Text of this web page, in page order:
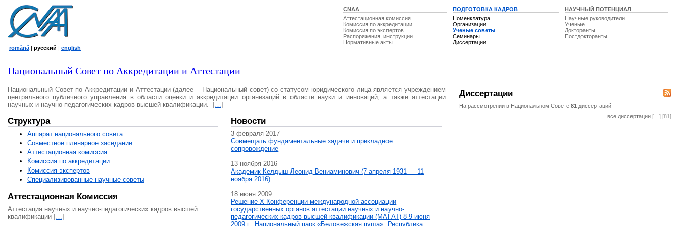
CNAA
Аттестационная комиссия
Комиссия по аккредитации
Комиссия по экспертов
Распоряжения, инструкции
Нормативные акты
ПОДГОТОВКА КАДРОВ
Номенклатура
Организации
Ученые советы
Семинары
Диссертации
НАУЧНЫЙ ПОТЕНЦИАЛ
Научные руководители
Ученые
Докторанты
Постдокторанты
română | русский | english
Национальный Совет по Аккредитации и Аттестации
Национальный Совет по Аккредитации и Аттестации (далее – Национальный совет) со статусом юридического лица является учреждением
центрального публичного управления в области оценки и аккредитации организаций в области науки и инноваций, а также аттестации
научных и научно-педагогических кадров высшей квалификации.
[…]
Структура
Аппарат национального совета
Совместное пленарное заседание
Аттестационная комисcия
Комиссия по аккредитации
Комиссия экспертов
Специализированные научные советы
Аттестационная Комиссия
Аттестация научных и научно-педагогических кадров высшей
квалификации […]
Новости
3 февраля 2017
Совмещать фундаментальные задачи и прикладное
сопровождение
13 ноября 2016
Академик Келдыш Леонид Вениаминович (7 апреля 1931 — 11
ноября 2016)
18 июня 2009
Решение X Конференции международной ассоциации
государственных органов аттестации научных и научно-
педагогических кадров высшей квалификации (МАГAT) 8-9 июня
2009 г., Национальный парк «Беловежская пуща», Республика
Диссертации
На рассмотрении в Национальном Совете 81 диссертаций
все диссертации [ ] [81]